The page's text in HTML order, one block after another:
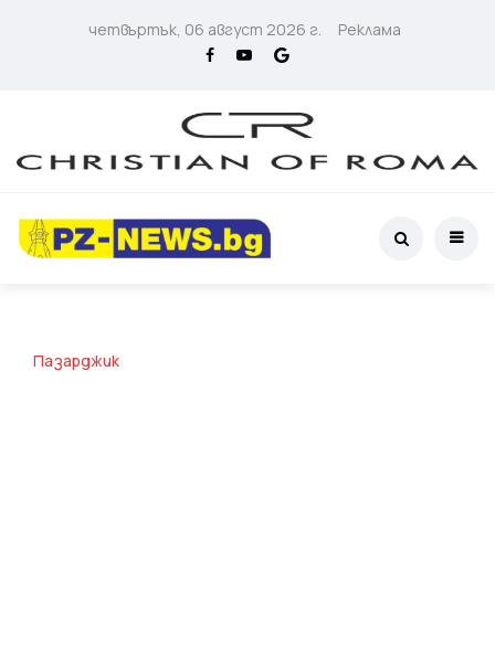
четвъртък, 06 август 2026 г. Реклама
Пазарджик